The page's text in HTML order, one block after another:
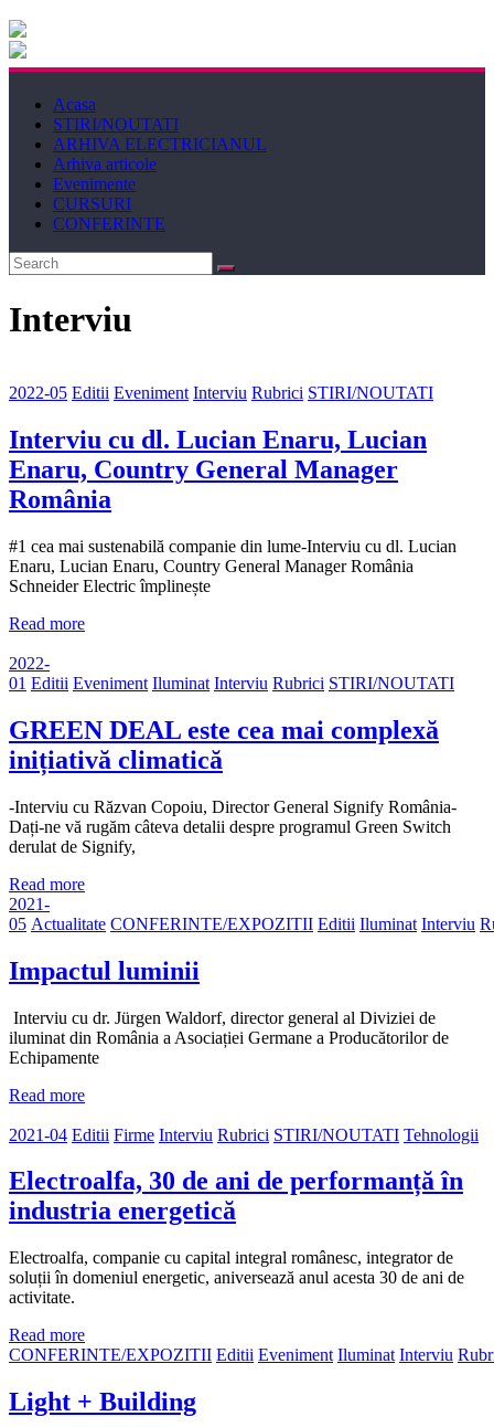
Electricianul
Revista
Electricianul
Acasa
STIRI/NOUTATI
ARHIVA ELECTRICIANUL
Arhiva articole
Evenimente
CURSURI
CONFERINTE
Interviu
2022-05 Editii Eveniment Interviu Rubrici STIRI/NOUTATI
Interviu cu dl. Lucian Enaru, Lucian
Enaru, Country General Manager
România
#1 cea mai sustenabilă companie din lume-Interviu cu dl. Lucian
Enaru, Lucian Enaru, Country General Manager România
Schneider Electric împlinește
Read more
2022-
01 Editii Eveniment Iluminat Interviu Rubrici STIRI/NOUTATI
GREEN DEAL este cea mai complexă
inițiativă climatică
-Interviu cu Răzvan Copoiu, Director General Signify România-
Dați-ne vă rugăm câteva detalii despre programul Green Switch
derulat de Signify,
Read more
2021-
05 Actualitate CONFERINTE/EXPOZITII Editii Iluminat Interviu
Impactul luminii
Interviu cu dr. Jürgen Waldorf, director general al Diviziei de
iluminat din România a Asociației Germane a Producătorilor de
Echipamente
Read more
2021-04 Editii Firme Interviu Rubrici STIRI/NOUTATI Tehnologii
Electroalfa, 30 de ani de performanță în
industria energetică
Electroalfa, companie cu capital integral românesc, integrator de
soluții în domeniul energetic, aniversează anul acesta 30 de ani de
activitate.
Read more
CONFERINTE/EXPOZITII Editii Eveniment Iluminat Interviu
Light + Building